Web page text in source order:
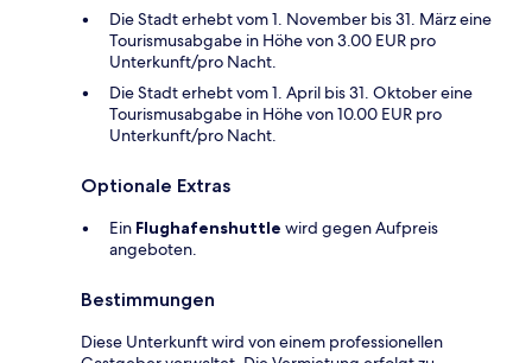
Die Stadt erhebt vom 1. November bis 31. März eine
Tourismusabgabe in Höhe von 3.00 EUR pro
Unterkunft/pro Nacht.
Die Stadt erhebt vom 1. April bis 31. Oktober eine
Tourismusabgabe in Höhe von 10.00 EUR pro
Unterkunft/pro Nacht.
Optionale Extras
Ein Flughafenshuttle wird gegen Aufpreis
angeboten.
Bestimmungen
Diese Unterkunft wird von einem professionellen